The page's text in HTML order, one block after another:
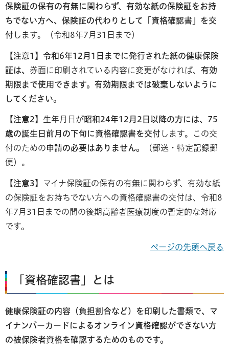
保険証の保有の有無に関わらず、有効な紙の保険証をお持
ちでない方へ、保険証の代わりとして「資格確認書」を交
付 します。（令和8年7月31日まで）
【注意1】令和6年12月1日までに発行された紙の健康保険
証は、 券面に印刷されている内容に変更がなければ、 有効
期限まで使用できます。有効期限までは破棄しないように
してください。
【注意2】 生年月日が昭和24年12月2日以降の方には、75
歳の誕生日前月の下旬に資格確認書を交付 します。この交
付のための申請の必要はありません。
（郵送・特定記録郵
便）。
【注意3】
マイナ保険証の保有の有無に関わらず、有効な紙
の保険証をお持ちでない方への資格確認書の交付は、令和8
年7月31日までの間の後期高齢者医療制度の暫定的な対応
です。
ページの先頭へ戻る
「資格確認書」とは
健康保険証の内容（負担割合など）を印刷した書類で、マ
イナンバーカードによるオンライン資格確認ができない方
の被保険者資格を確認するためのものです。